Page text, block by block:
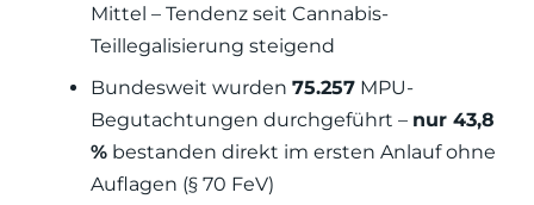
Mittel – Tendenz seit Cannabis-
Teillegalisierung steigend
Bundesweit wurden 75.257 MPU-
Begutachtungen durchgeführt – nur 43,8
% bestanden direkt im ersten Anlauf ohne
Auflagen (§ 70 FeV)